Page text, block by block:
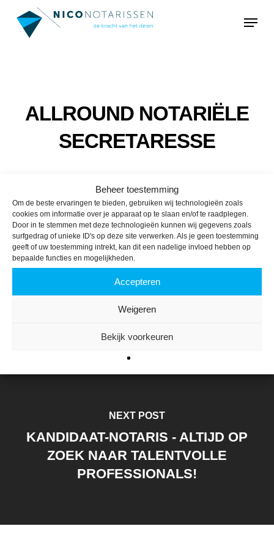
Beheer toestemming
Om de beste ervaringen te bieden, gebruiken wij technologieën zoals
cookies om informatie over je apparaat op te slaan en/of te raadplegen.
Door in te stemmen met deze technologieën kunnen wij gegevens zoals
surfgedrag of unieke ID's op deze site verwerken. Als je geen toestemming
geeft of uw toestemming intrekt, kan dit een nadelige invloed hebben op
bepaalde functies en mogelijkheden.
Accepteren
Weigeren
Bekijk voorkeuren
Menu
ALLROUND NOTARIËLE
SECRETARESSE
PREVIOUS POST
NOTARIËLE SECRETARESSES
NEXT POST
KANDIDAAT-NOTARIS - ALTIJD OP
ZOEK NAAR TALENTVOLLE
PROFESSIONALS!